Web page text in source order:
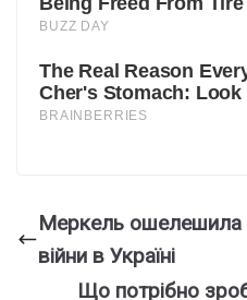
Меркель ошелешила
війни в Україні
Що потрібно